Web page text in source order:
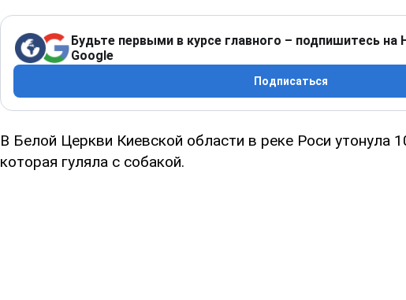
Будьте первыми в курсе главного – подпишитесь на
Google
Подписаться
В Белой Церкви Киевской области в реке Роси утонула
которая гуляла с собакой.